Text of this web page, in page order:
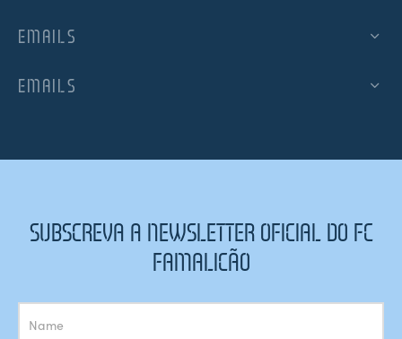
EMAILS
EMAILS
SUBSCREVA A NEWSLETTER OFICIAL DO FC
FAMALICÃO
Subscrição